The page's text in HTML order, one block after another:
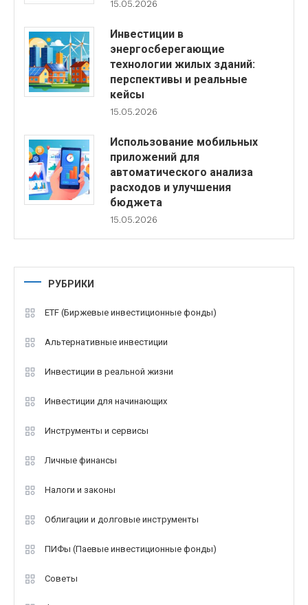
15.05.2026
Инвестиции в
энергосберегающие
технологии жилых зданий:
перспективы и реальные
кейсы
15.05.2026
Использование мобильных
приложений для
автоматического анализа
расходов и улучшения
бюджета
15.05.2026
РУБРИКИ
ETF (Биржевые инвестиционные фонды)
Альтернативные инвестиции
Инвестиции в реальной жизни
Инвестиции для начинающих
Инструменты и сервисы
Личные финансы
Налоги и законы
Облигации и долговые инструменты
ПИФы (Паевые инвестиционные фонды)
Советы